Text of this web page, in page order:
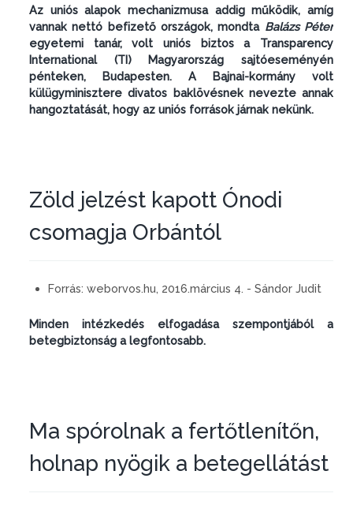
Az uniós alapok mechanizmusa addig működik, amíg
vannak nettó befizető országok, mondta Balázs Péter
egyetemi tanár, volt uniós biztos a Transparency
International (TI) Magyarország sajtóeseményén
pénteken, Budapesten. A Bajnai-kormány volt
külügyminisztere divatos baklövésnek nevezte annak
hangoztatását, hogy az uniós források járnak nekünk.
Zöld jelzést kapott Ónodi
csomagja Orbántól
Forrás: weborvos.hu, 2016.március 4. - Sándor Judit
Minden intézkedés elfogadása szempontjából a
betegbiztonság a legfontosabb.
Ma spórolnak a fertőtlenítőn,
holnap nyögik a betegellátást